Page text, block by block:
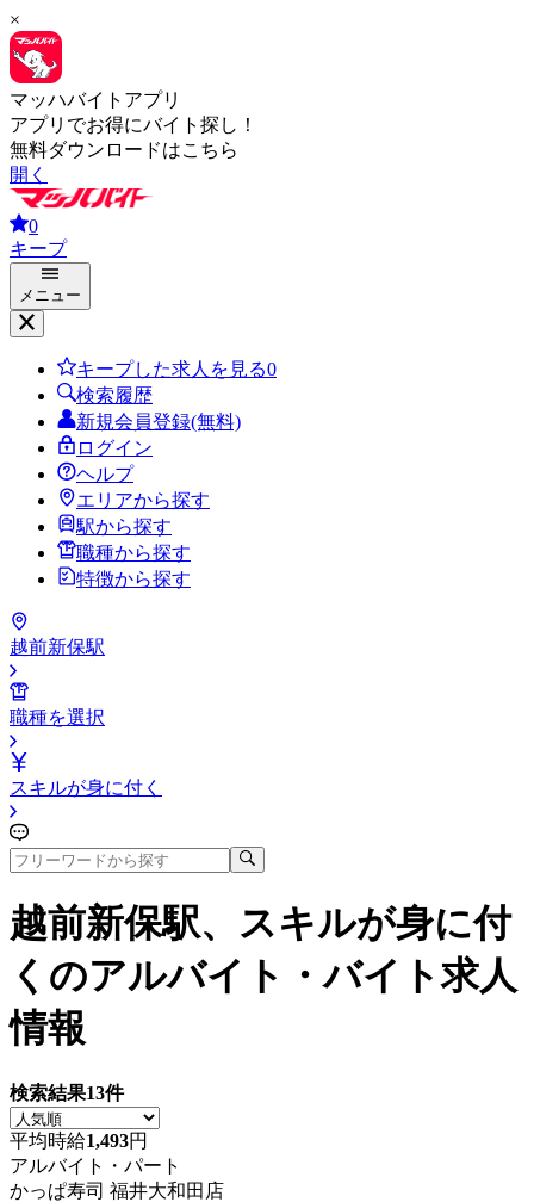
×
マッハバイトアプリ
アプリでお得にバイト探し！
無料ダウンロードはこちら
開く
0
キープ
メニュー
キープした求人を見る0
検索履歴
新規会員登録(無料)
ログイン
ヘルプ
エリアから探す
駅から探す
職種から探す
特徴から探す
越前新保駅
職種を選択
スキルが身に付く
越前新保駅、スキルが身に付
く のアルバイト・バイト求人
情報
検索結果13件
平均時給1,493円
アルバイト・パート
かっぱ寿司 福井大和田店